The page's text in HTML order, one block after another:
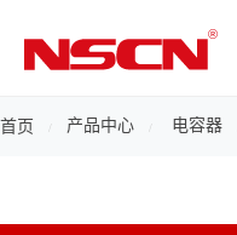
首页 产品中心 电容器